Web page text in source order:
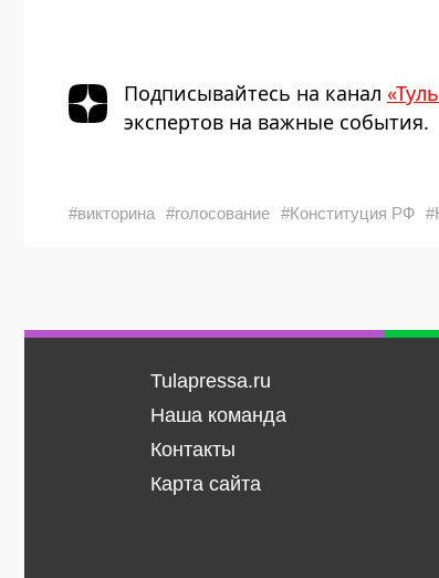
Подписывайтесь на канал
экспертов на важные события.
#викторина #голосование #Конституция РФ
Tulapressa.ru
Наша команда
Контакты
Карта сайта